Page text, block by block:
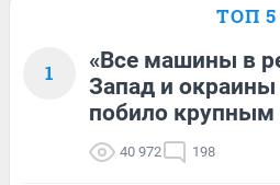
ТОП 5
1
«Все машины в
Запад и
побило
40 972 198